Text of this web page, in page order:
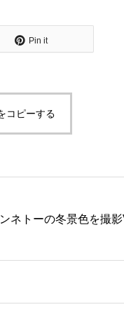
Pin it
コピーする
ネトーの冬景色を撮